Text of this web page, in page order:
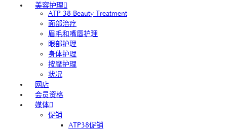
美容护理
ATP 38 Beauty Treatment
面部治疗
眉毛和嘴唇护理
眼部护理
身体护理
按摩护理
状况
网店
会员资格
媒体
促销
ATP38促销